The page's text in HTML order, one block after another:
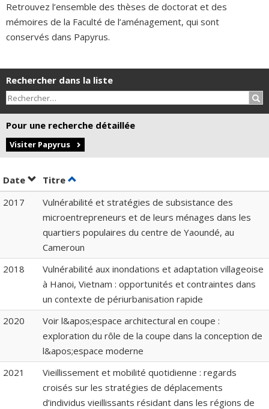
Retrouvez l’ensemble des thèses de doctorat et des
mémoires de la Faculté de l’aménagement, qui sont
conservés dans Papyrus.
Rechercher dans la liste
Pour une recherche détaillée
Visiter Papyrus
Date Trier par date en ordre décroissant
Titre Trier par titre en ordre décroissant
2017
Vulnérabilité et stratégies de subsistance des
microentrepreneurs et de leurs ménages dans les
quartiers populaires du centre de Yaoundé, au
Cameroun
2018
Vulnérabilité aux inondations et adaptation villageoise
à Hanoi, Vietnam : opportunités et contraintes dans
un contexte de périurbanisation rapide
2020
Voir l&apos;espace architectural en coupe :
exploration du rôle de la coupe dans la conception de
l&apos;espace moderne
2021
Vieillissement et mobilité quotidienne : regards
croisés sur les stratégies de déplacements
d’individus vieillissants résidant dans les régions de